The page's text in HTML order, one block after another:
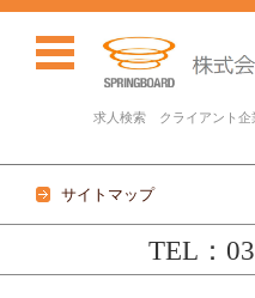
求人検索 クライアント企
サイトマップ
TEL：
コンテンツに移動